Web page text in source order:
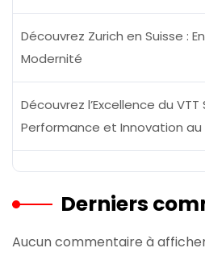
Découvrez Zurich en Suisse :
Modernité
Découvrez l’Excellence du
Performance et Innovation au
Derniers
Aucun commentaire à